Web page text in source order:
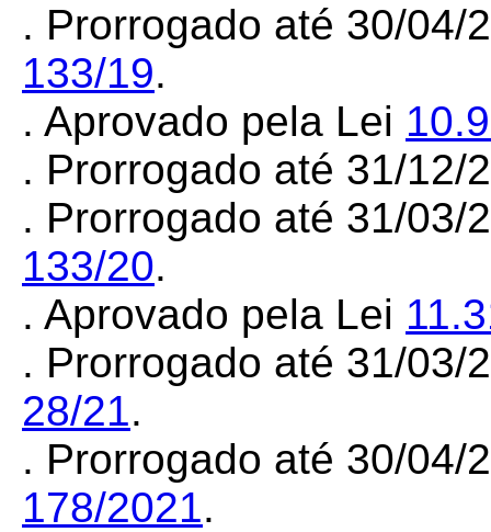
. Prorrogado até 30/04/
133/19.
. Aprovado pela Lei
. Prorrogado até 31/
. Prorrogado até 31/03/
133/20.
. Aprovado pela Lei
. Prorrogado até 31/03/
28/21.
. Prorrogado até 30/04/
178/2021.